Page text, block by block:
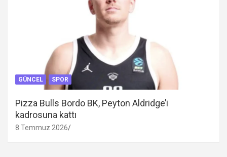
GÜNCEL SPOR
Pizza Bulls Bordo BK, Peyton Aldridge’i
kadrosuna kattı
8 Temmuz 2026